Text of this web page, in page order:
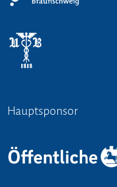
Hauptsponsor